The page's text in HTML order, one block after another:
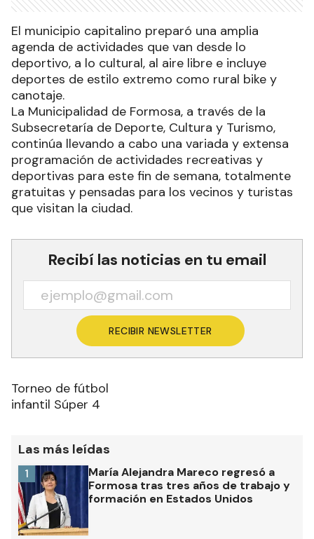
El municipio capitalino preparó una amplia
agenda de actividades que van desde lo
deportivo, a lo cultural, al aire libre e incluye
deportes de estilo extremo como rural bike y
canotaje.
La Municipalidad de Formosa, a través de la
Subsecretaría de Deporte, Cultura y Turismo,
continúa llevando a cabo una variada y extensa
programación de actividades recreativas y
deportivas para este fin de semana, totalmente
gratuitas y pensadas para los vecinos y turistas
que visitan la ciudad.
Recibí las noticias en tu email
RECIBIR NEWSLETTER
Torneo de fútbol
infantil Súper 4
Las más leídas
María Alejandra Mareco regresó a
Formosa tras tres años de trabajo y
formación en Estados Unidos
1